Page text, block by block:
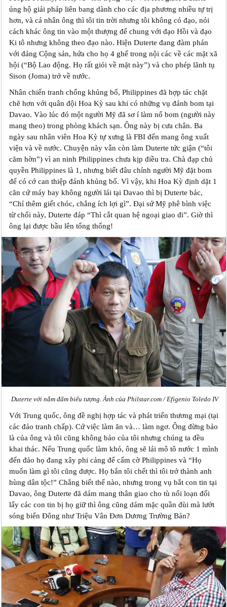
ủng hộ giải pháp liên bang dành cho các địa phương nhiều tự trị
hơn, và cá nhân ông thì tôi tin trời nhưng tôi không có đạo, nói
cách khác ông tin vào một thượng đế chung với đạo Hồi và đạo
Ki tô nhưng không theo đạo nào. Hiện Duterte đang đàm phán
với đảng Cộng sản, hứa cho họ 4 ghế trong nội các về các mặt xã
hội (“Bộ Lao động. Họ rất giỏi về mặt này”) và cho phép lãnh tụ
Sison (Joma) trở về nước.
Nhân chiến tranh chống khủng bố, Philippines đã hợp tác chặt
chẽ hơn với quân đội Hoa Kỳ sau khi có những vụ đánh bom tại
Davao. Vào lúc đó một người Mỹ đã sơ ‎í làm nổ bom (người này
mang theo) trong phòng khách sạn. Ông này bị cưa chân. Ba
ngày sau nhân viên Hoa Kỳ tự xưng là FBI đến mang ông xuất
viện và về nước. Chuyện này vẫn còn làm Duterte tức giận (“tôi
căm hờn”) vì an ninh Philippines chưa kịp điều tra. Chà đạp chủ
quyền Philippines là 1, nhưng biết đâu chính người Mỹ đặt bom
để có cớ can thiệp đánh khủng bố. Vì vậy, khi Hoa Kỳ định dặt 1
căn cứ máy bay không người lái tại Davao thì bị Duterte bác,
“Chỉ thêm giết chóc, chẳng ích lợi gì”. Đại sứ Mỹ phê bình việc
từ chối này, Duterte đáp “Thì cắt quan hệ ngoại giao đi”. Giờ thì
ông lại được bầu lên tổng thống!
Duterte với nắm đấm biểu tượng. Ảnh của Philstar.com / Efigenio Toledo IV
Với Trung quốc, ông đề nghị hợp tác và phát triển thương mại (tại
các đảo tranh chấp). Cứ việc làm ăn và… làm ngơ. Ông đừng bảo
là của ông và tôi cũng không bảo của tôi nhưng chúng ta đều
khai thác. Nếu Trung quốc làm khó, ông sẽ lái mô tô nước 1 mình
đến đảo họ đang xây phi cảng để cấm cờ Philippines và “Họ
muốn làm gì tôi cũng được. Họ bắn tôi chết thì tôi trở thành anh
hùng dân tộc!” Chẳng biết thế nào, nhưng trong vụ bắt con tin tại
Davao, ông Duterte đã dám mang thân giao cho tù nổi loạn đổi
lấy các con tin bị họ giữ thì ông cũng dám mặc quần đùi mà lướt
sóng biển Đông như Triệu Vân Đơn Dương Trường Bản?